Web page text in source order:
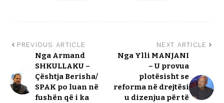
PREVIOUS ARTICLE
Nga Armand
SHKULLAKU –
Çështja Berisha/
SPAK po luan në
fushën që i ka
NEXT ARTICLE
Nga Ylli MANJANI
– U provua
plotësisht se
reforma në drejtësi
u dizenjua për të